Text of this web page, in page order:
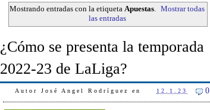
Mostrando entradas con la etiqueta Apuestas.
Mostrar todas
las entradas
¿Cómo se presenta la temporada
2022-23 de LaLiga?
Autor José Angel Rodríguez en 12.1.23 0